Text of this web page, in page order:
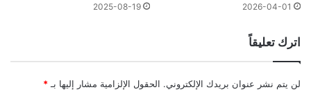
2026-04-01
2025-08-19
اترك تعليقاً
لن يتم نشر عنوان بريدك الإلكتروني. الحقول الإلزامية مشار إليها بـ *